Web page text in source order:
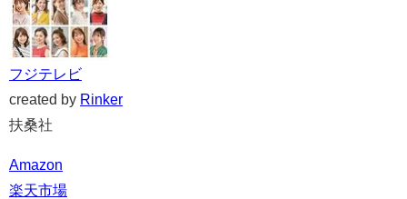
フジテレビ
created by Rinker
扶桑社
Amazon
楽天市場